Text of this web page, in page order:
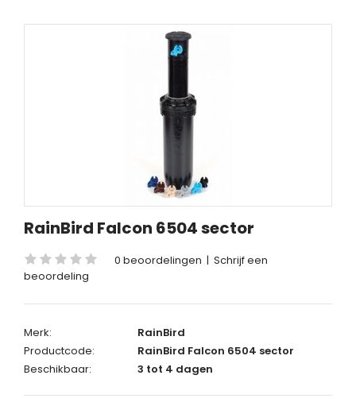
RainBird Falcon 6504 sector
0 beoordelingen | Schrijf een
beoordeling
Merk:
RainBird
Productcode:
RainBird Falcon 6504 sector
Beschikbaar:
3 tot 4 dagen